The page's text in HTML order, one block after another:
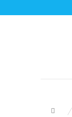
na
Domů